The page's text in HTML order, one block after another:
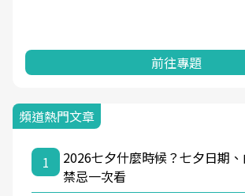
前往專題
頻道熱門文章
1
2026七夕什麼時候？七夕日期
禁忌一次看